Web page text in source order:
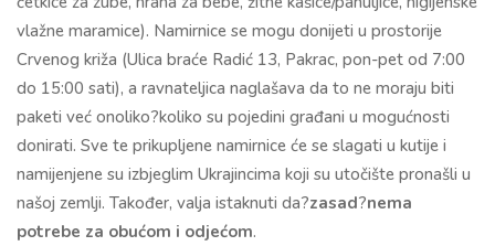
vlažne maramice). Namirnice se mogu donijeti u prostorije
Crvenog križa (Ulica braće Radić 13, Pakrac, pon-pet od 7:00
do 15:00 sati), a ravnateljica naglašava da to ne moraju biti
paketi već onoliko?koliko su pojedini građani u mogućnosti
donirati. Sve te prikupljene namirnice će se slagati u kutije i
namijenjene su izbjeglim Ukrajincima koji su utočište pronašli u
našoj zemlji. Također, valja istaknuti da?zasad?nema
potrebe za obućom i odjećom.